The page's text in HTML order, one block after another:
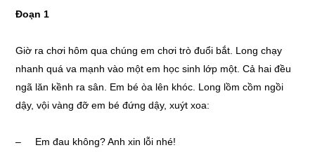
Đoạn 1
Giờ ra chơi hôm qua chúng em chơi trò đuổi bắt. Long chạy
nhanh quá va mạnh vào một em học sinh lớp một. Cả hai đều
ngã lăn kềnh ra sân. Em bé òa lên khóc. Long lồm cồm ngồi
dậy, vội vàng đỡ em bé đứng dậy, xuýt xoa:
– Em đau không? Anh xin lỗi nhé!